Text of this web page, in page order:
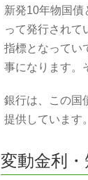
新発10年物国債
って発行されて
指標となってい
事になります。
銀行は、この国
提供しています
変動金利